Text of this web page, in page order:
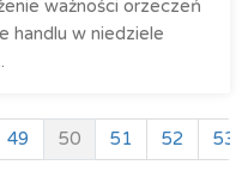
ważności orzeczeń
handlu w niedziele
49 50 51 52 53